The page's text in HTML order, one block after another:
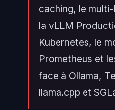
caching, le
la vLLM
Kubernetes, le
Prometheus et
face à Ollama,
llama.cpp et